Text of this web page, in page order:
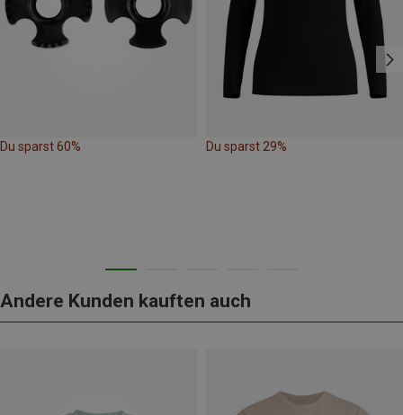
Du sparst 60% Du sparst 29%
Andere Kunden kauften auch